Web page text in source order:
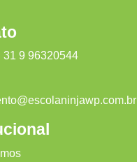
31 9 96320544